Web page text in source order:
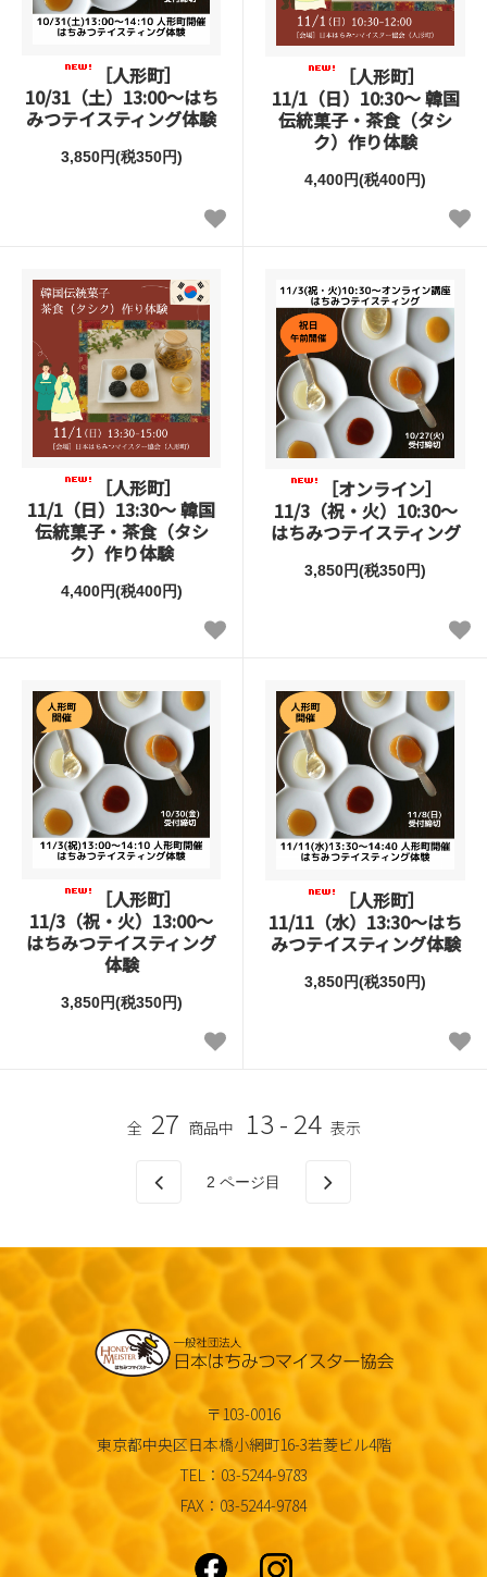
［人形町］
10/31（土）13:00～はち
みつテイスティング体験
3,850円(税350円)
［人形町］
11/1（日）10:30～ 韓国
伝統菓子・茶食（タシ
ク）作り体験
4,400円(税400円)
［人形町］
11/1（日）13:30～ 韓国
伝統菓子・茶食（タシ
ク）作り体験
4,400円(税400円)
［オンライン］
11/3（祝・火）10:30～
はちみつテイスティング
3,850円(税350円)
［人形町］
11/3（祝・火）13:00～
はちみつテイスティング
体験
3,850円(税350円)
［人形町］
11/11（水）13:30～はち
みつテイスティング体験
3,850円(税350円)
全 27 商品中 13 - 24 表示
2 ページ目
〒103-0016
東京都中央区日本橋小網町16-3若菱ビル4階
TEL：03-5244-9783
FAX：03-5244-9784